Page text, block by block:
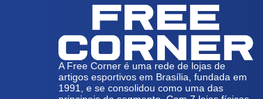
A Free Corner é uma rede de lojas de
artigos esportivos em Brasília, fundada em
1991, e se consolidou como uma das